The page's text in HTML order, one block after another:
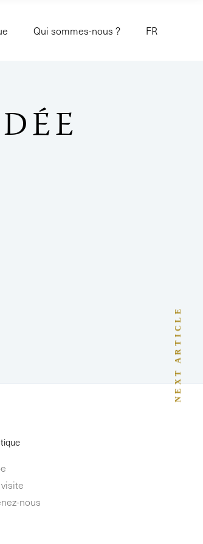
Qui sommes-nous ? FR
NEXT ARTICLE
nous